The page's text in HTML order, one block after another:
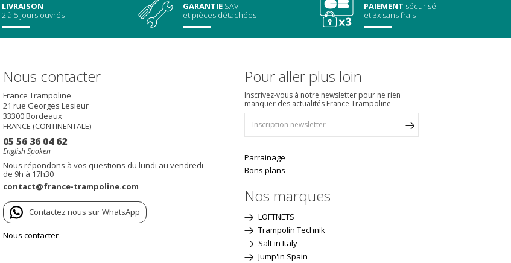
LIVRAISON
2 à 5 jours ouvrés
GARANTIE SAV
et pièces détachées
PAIEMENT sécurisé
et 3x sans frais
Nous contacter
France Trampoline
21 rue Georges Lesieur
33300Bordeaux
FRANCE (CONTINENTALE)
05 56 36 04 62
English Spoken
Nous répondons à vos questions du lundi au vendredi
de 9h à 17h30
contact@france-trampoline.com
Contactez nous sur WhatsApp
Nous contacter
Pour aller plus loin
Inscrivez-vous à notre newsletter pour ne rien
manquer des actualités France Trampoline
Parrainage
Bons plans
Nos marques
LOFTNETS
Trampolin Technik
Salt'in Italy
Jump'in Spain